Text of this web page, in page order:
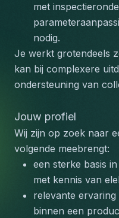
met
nodig.
Je werkt grotendeels
kan bij complexere
ondersteuning van
Jouw profiel
Wij zijn op zoek naar
volgende meebrengt:
een sterke basis
met kennis van
relevante
binnen een